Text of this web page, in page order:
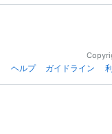
ヘルプ
ガイドライン